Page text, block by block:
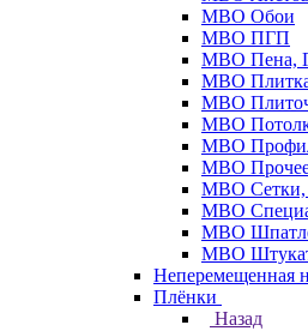
МВО Обои
МВО ПГП
МВО Пена,
МВО
МВО
МВО
МВО
МВО
МВО Сетки,
МВО
МВО
МВО
Неперемещенная
Плёнки
Назад